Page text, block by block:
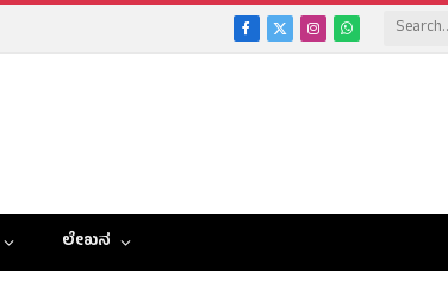
Facebook
X
InstagramWhatsApp
ಲೇಖನ